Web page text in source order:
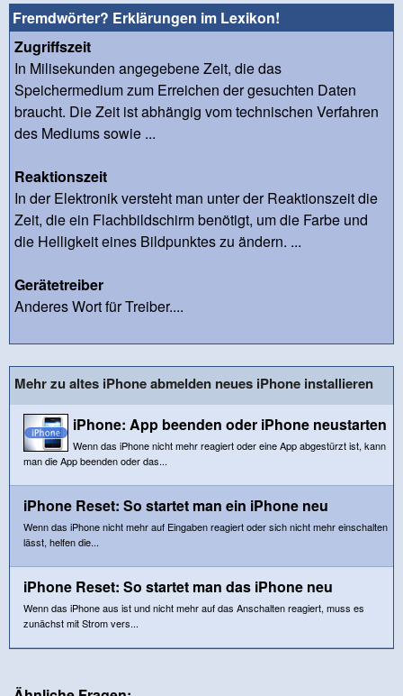
Fremdwörter? Erklärungen im Lexikon!
Zugriffszeit
In Milisekunden angegebene Zeit, die das
Speichermedium zum Erreichen der gesuchten Daten
braucht. Die Zeit ist abhängig vom technischen Verfahren
des Mediums sowie ...
Reaktionszeit
In der Elektronik versteht man unter der Reaktionszeit die
Zeit, die ein Flachbildschirm benötigt, um die Farbe und
die Helligkeit eines Bildpunktes zu ändern. ...
Gerätetreiber
Anderes Wort für Treiber....
Mehr zu altes iPhone abmelden neues iPhone installieren
iPhone: App beenden oder iPhone neustarten
Wenn das iPhone nicht mehr reagiert oder eine App abgestürzt ist, kann
man die App beenden oder das...
iPhone Reset: So startet man ein iPhone neu
Wenn das iPhone nicht mehr auf Eingaben reagiert oder sich nicht mehr einschalten
lässt, helfen die...
iPhone Reset: So startet man das iPhone neu
Wenn das iPhone aus ist und nicht mehr auf das Anschalten reagiert, muss es
zunächst mit Strom vers...